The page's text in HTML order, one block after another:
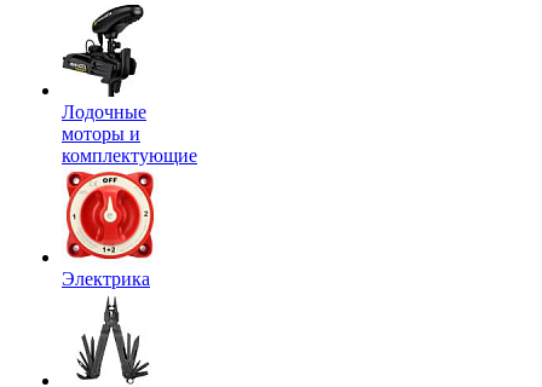
Лодочные
моторы и
комплектующие
Электрика